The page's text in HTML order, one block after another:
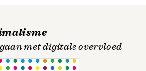
met digitale overvloed